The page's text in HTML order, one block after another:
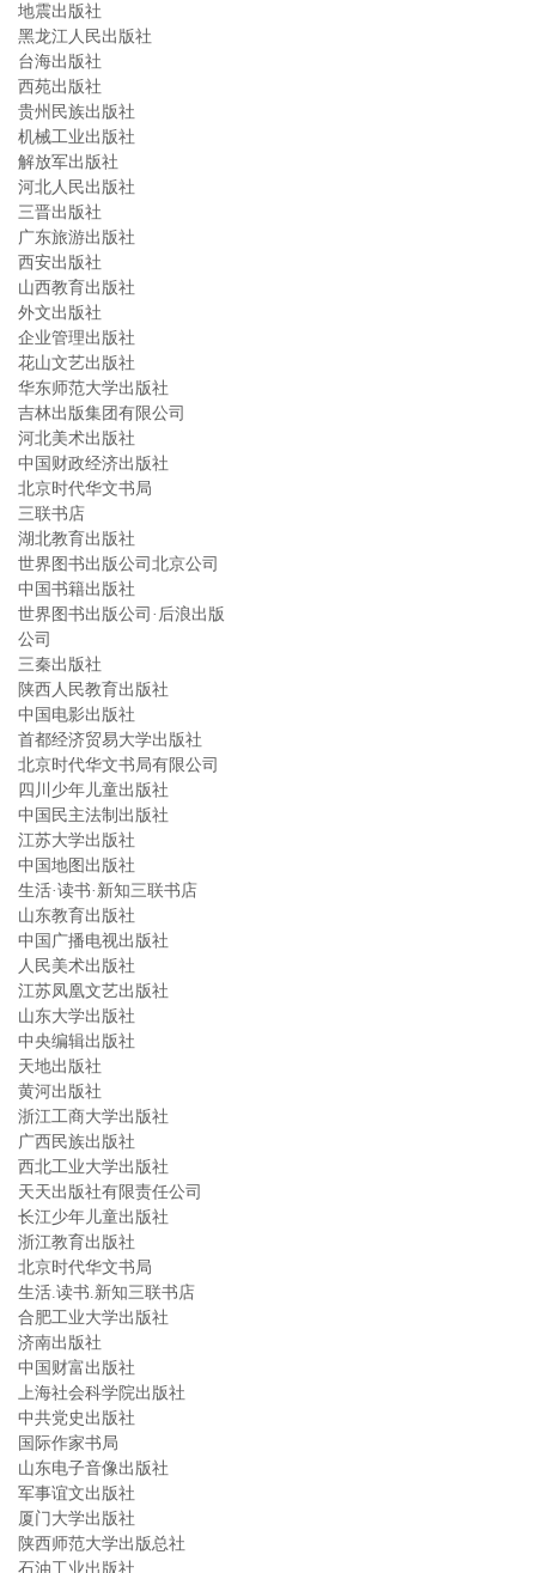
地震出版社
黑龙江人民出版社
台海出版社
西苑出版社
贵州民族出版社
机械工业出版社
解放军出版社
河北人民出版社
三晋出版社
广东旅游出版社
西安出版社
山西教育出版社
外文出版社
企业管理出版社
花山文艺出版社
华东师范大学出版社
吉林出版集团有限公司
河北美术出版社
中国财政经济出版社
北京时代华文书局
三联书店
湖北教育出版社
世界图书出版公司北京公司
中国书籍出版社
世界图书出版公司·后浪出版
公司
三秦出版社
陕西人民教育出版社
中国电影出版社
首都经济贸易大学出版社
北京时代华文书局有限公司
四川少年儿童出版社
中国民主法制出版社
江苏大学出版社
中国地图出版社
生活·读书·新知三联书店
山东教育出版社
中国广播电视出版社
人民美术出版社
江苏凤凰文艺出版社
山东大学出版社
中央编辑出版社
天地出版社
黄河出版社
浙江工商大学出版社
广西民族出版社
西北工业大学出版社
天天出版社有限责任公司
长江少年儿童出版社
浙江教育出版社
北京时代华文书局
生活.读书.新知三联书店
合肥工业大学出版社
济南出版社
中国财富出版社
上海社会科学院出版社
中共党史出版社
国际作家书局
山东电子音像出版社
军事谊文出版社
厦门大学出版社
陕西师范大学出版总社
石油工业出版社